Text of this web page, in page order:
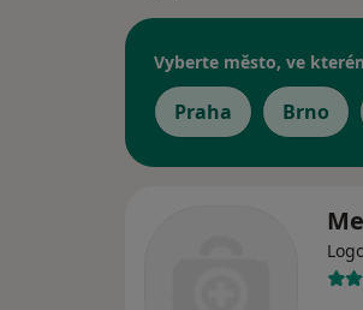
Vyberte město, ve
Praha Brno